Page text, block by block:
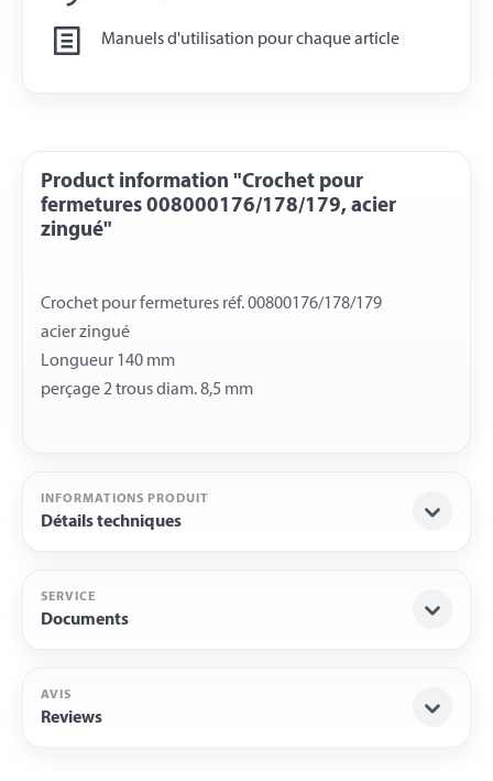
Manuels d'utilisation pour chaque article
Product information "Crochet pour
fermetures 008000176/178/179, acier
zingué"
Crochet pour fermetures réf. 00800176/178/179
acier zingué
Longueur 140 mm
INFORMATIONS PRODUIT
Détails techniques
SERVICE
Documents
AVIS
Reviews